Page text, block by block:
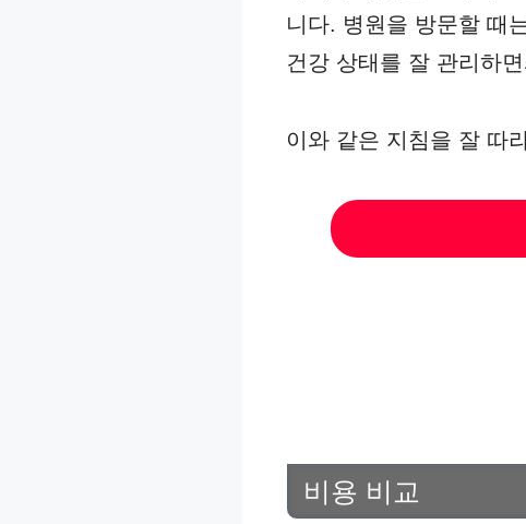
니다. 병원을 방문할 때
건강 상태를 잘 관리하
이와 같은 지침을 잘 따
비용 비교